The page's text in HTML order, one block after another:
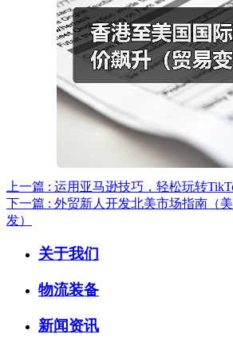
上一篇 : 运用亚马逊技巧，轻松玩转
下一篇 : 外贸新人开发北美市场指南（
发）
关于我们
物流装备
新闻资讯